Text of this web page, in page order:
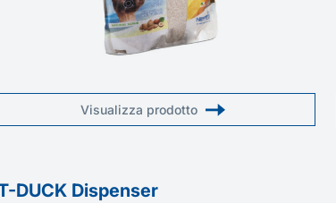
Visualizza prodotto
DUCK Dispenser